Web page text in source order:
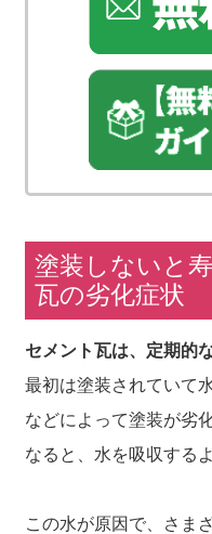
塗装しないと
瓦の劣化症状
セメント瓦は、定期的
最初は塗装されていて
などによって塗装が劣
なると、水を吸収する
この水が原因で、さま